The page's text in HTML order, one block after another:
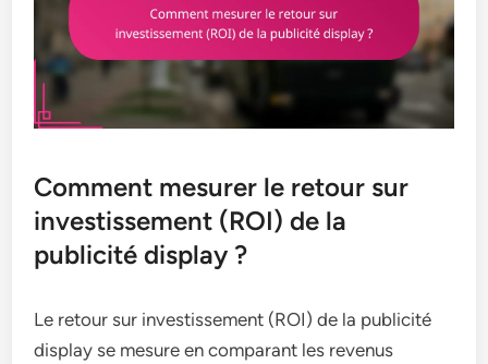
Comment mesurer le retour sur
investissement (ROI) de la
publicité display ?
Le retour sur investissement (ROI) de la publicité
display se mesure en comparant les revenus